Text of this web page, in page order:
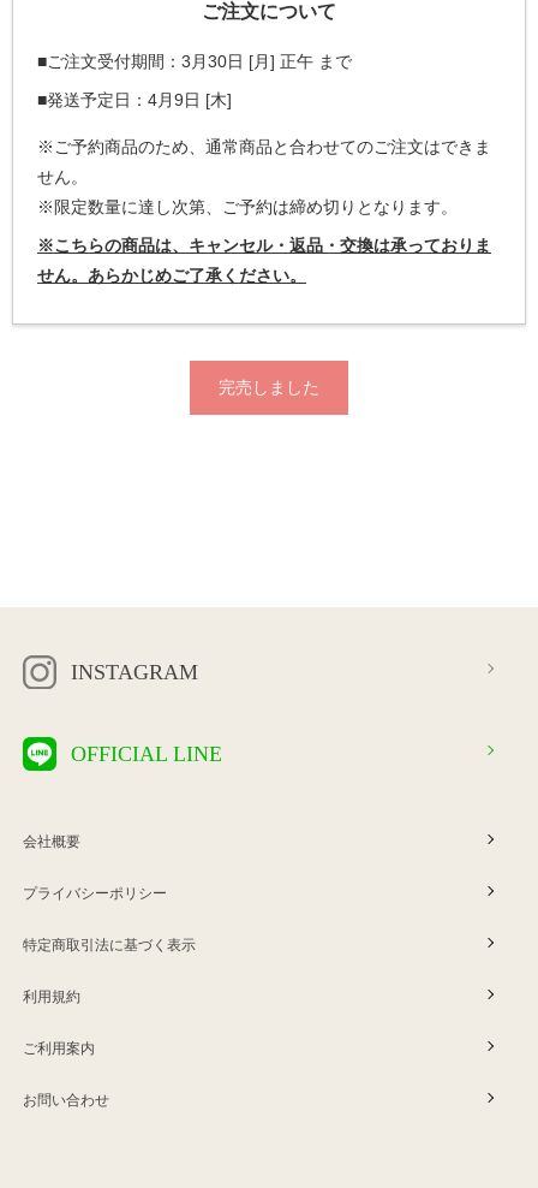
ご注文について
■ご注文受付期間：3月30日 [月] 正午 まで
■発送予定日：4月9日 [木]
※ご予約商品のため、通常商品と合わせてのご注文はできま
せん。
※限定数量に達し次第、ご予約は締め切りとなります。
※こちらの商品は、キャンセル・返品・交換は承っておりま
せん。あらかじめご了承ください。
完売しました
INSTAGRAM
OFFICIAL LINE
会社概要
プライバシーポリシー
特定商取引法に基づく表示
利用規約
ご利用案内
お問い合わせ